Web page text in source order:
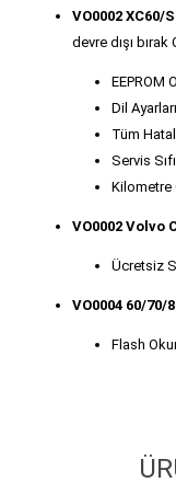
VO0002 XC60/
devre dışı bırak
EEPROM
Dil
Tüm
Servis
Kilometre
VO0002 Volvo
Ücretsiz
VO0004 60/70/
Flash